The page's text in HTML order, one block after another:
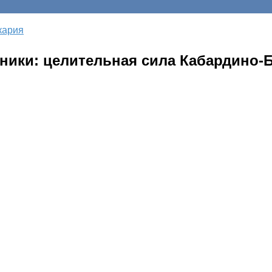
целительная сила Кабардино-